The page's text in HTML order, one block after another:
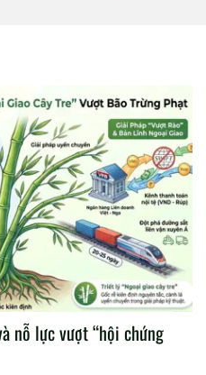
nỗ lực vượt “hội chứng